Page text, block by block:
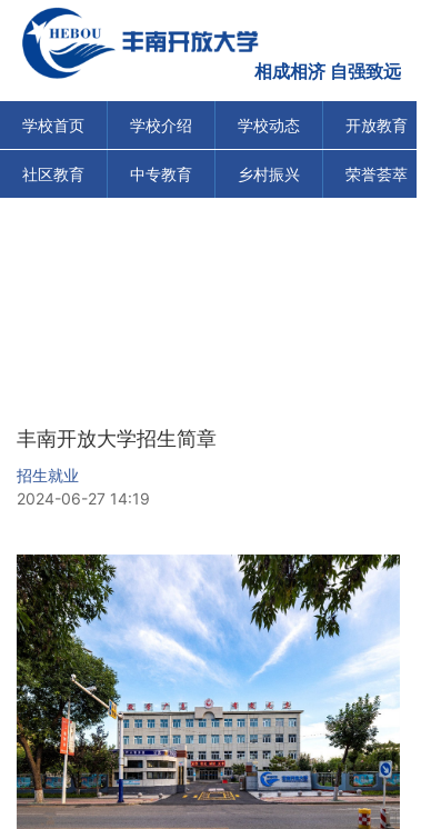
学校首页 学校介绍 学校动态 开放教育
社区教育 中专教育 乡村振兴 荣誉荟萃
相成相济 自强致远
丰南开放大学招生简章
招生就业
2024-06-27 14:19